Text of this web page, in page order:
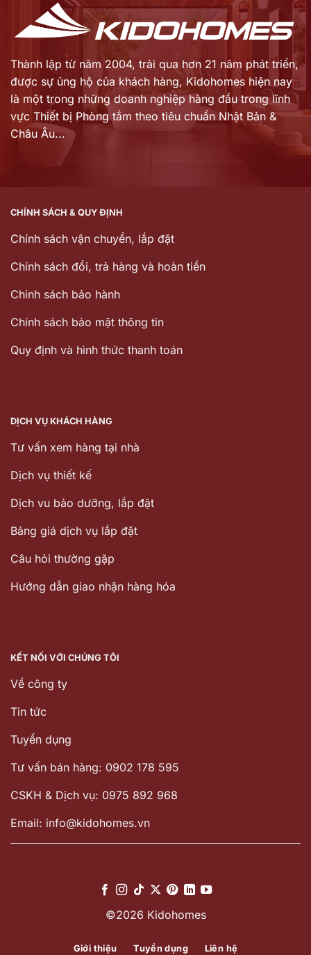
Thành lập từ năm 2004, trải qua hơn 21 năm phát triển,
được sự ủng hộ của khách hàng, Kidohomes hiện nay
là một trong những doanh nghiệp hàng đầu trong lĩnh
vực Thiết bị Phòng tắm theo tiêu chuẩn Nhật Bản &
Châu Âu...
CHÍNH SÁCH & QUY ĐỊNH
Chính sách vận chuyển, lắp đặt
Chính sách đổi, trả hàng và hoàn tiền
Chinh sách bảo hành
Chính sách bảo mật thông tin
Quy định và hình thức thanh toán
DỊCH VỤ KHÁCH HÀNG
Tư vấn xem hàng tại nhà
Dịch vụ thiết kế
Dịch vu bảo dưỡng, lắp đặt
Bảng giá dịch vụ lắp đặt
Câu hỏi thường gặp
Hướng dẫn giao nhận hàng hóa
KẾT NỐI VỚI CHÚNG TÔI
Về công ty
Tin tức
Tuyển dụng
Tư vấn bán hàng: 0902 178 595
CSKH & Dịch vụ: 0975 892 968
Email: info@kidohomes.vn
©2026 Kidohomes
Giới thiệu Tuyển dụng Liên hệ